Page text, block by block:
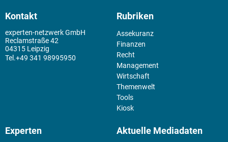
Kontakt
experten-netzwerk GmbH
Reclamstraße 42
04315 Leipzig
+49 341 98995950
Rubriken
Assekuranz
Finanzen
Recht
Management
Wirtschaft
Themenwelt
Tools
Kiosk
Experten Aktuelle Mediadaten